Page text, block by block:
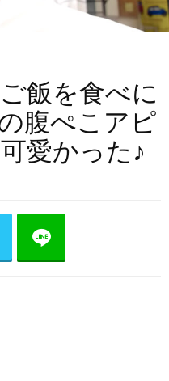
飯を食べに
腹ぺこアピ
愛かった♪